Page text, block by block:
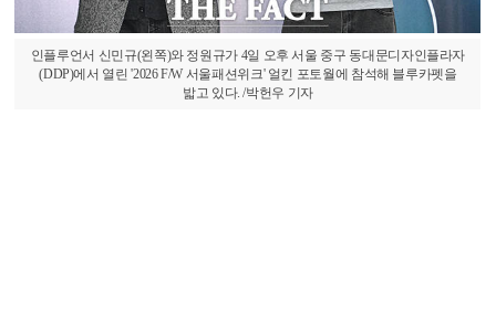
인플루언서 신민규(왼쪽)와 정원규가 4일 오후 서울 중구 동대문디자인플라자
(DDP)에서 열린 '2026 F/W 서울패션위크' 얼킨 포토월에 참석해 블루카펫을
밟고 있다. /박헌우 기자